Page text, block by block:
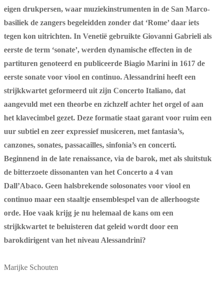
eigen drukpersen, waar muziekinstrumenten in de San Marco-
basiliek de zangers begeleidden zonder dat ‘Rome’ daar iets
tegen kon uitrichten. In Venetië gebruikte Giovanni Gabrieli als
eerste de term ‘sonate’, werden dynamische effecten in de
partituren genoteerd en publiceerde Biagio Marini in 1617 de
eerste sonate voor viool en continuo. Alessandrini heeft een
strijkkwartet geformeerd uit zijn Concerto Italiano, dat
aangevuld met een theorbe en zichzelf achter het orgel of aan
het klavecimbel gezet. Deze formatie staat garant voor ruim een
uur subtiel en zeer expressief musiceren, met fantasia’s,
canzones, sonates, passacailles, sinfonia’s en concerti.
Beginnend in de late renaissance, via de barok, met als sluitstuk
de bitterzoete dissonanten van het Concerto a 4 van
Dall’Abaco. Geen halsbrekende solosonates voor viool en
continuo maar een staaltje ensemblespel van de allerhoogste
orde. Hoe vaak krijg je nu helemaal de kans om een
strijkkwartet te beluisteren dat geleid wordt door een
barokdirigent van het niveau Alessandrini?
Marijke Schouten